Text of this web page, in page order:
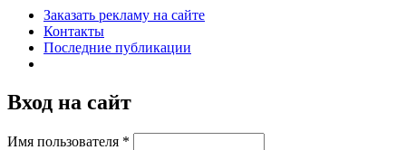
Заказать рекламу на сайте
Контакты
Последние публикации
Вход на сайт
Имя пользователя *